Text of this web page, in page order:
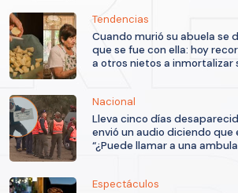
Tendencias
Cuando murió su abuela se
que se fue con ella: hoy
a otros nietos a inmortalizar
Nacional
Lleva cinco días
envió un audio diciendo que
“¿Puede llamar a una
Espectáculos